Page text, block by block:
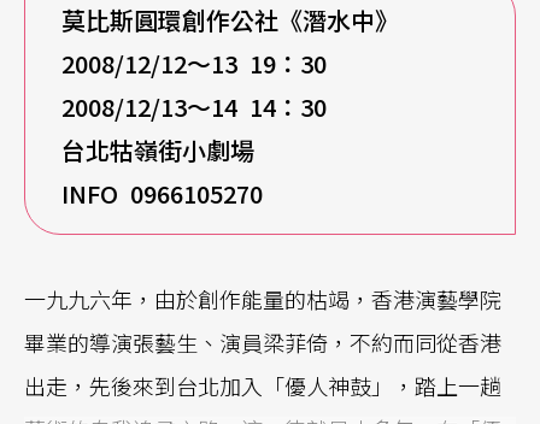
莫比斯圓環創作公社《潛水中》
2008/12/12～13 19：30
2008/12/13～14 14：30
台北牯嶺街小劇場
INFO 0966105270
一九九六年，由於創作能量的枯竭，香港演藝學院
畢業的導演張藝生、演員梁菲倚，不約而同從香港
出走，先後來到台北加入「優人神鼓」，踏上一趟